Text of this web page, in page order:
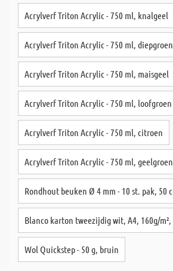
Acrylverf Triton Acrylic - 750 ml, knalgeel
Acrylverf Triton Acrylic - 750 ml, diepgroen
Acrylverf Triton Acrylic - 750 ml, maisgeel
Acrylverf Triton Acrylic - 750 ml, loofgroen
Acrylverf Triton Acrylic - 750 ml, citroen
Acrylverf Triton Acrylic - 750 ml, geelgroen
Rondhout beuken Ø 4 mm - 10 st. pak, 50
Blanco karton tweezijdig wit, A4, 160g/m²,
Wol Quickstep - 50 g, bruin